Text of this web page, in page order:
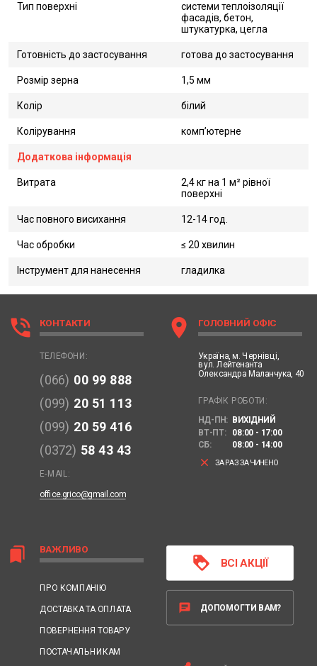
Тип поверхні
системи теплоізоляції
фасадів, бетон,
штукатурка, цегла
Готовність до застосування готова до застосування
Розмір зерна 1,5 мм
Колір білий
Колірування комп’ютерне
Додаткова інформація
Витрата
2,4 кг на 1 м² рівної
поверхні
Час повного висихання 12-14 год.
Час обробки ≤ 20 хвилин
Інструмент для нанесення гладилка
bookmarks ВАЖЛИВО
ПРО КОМПАНІЮ
ДОСТАВКА ТА ОПЛАТА
ПОВЕРНЕННЯ ТОВАРУ
ПОСТАЧАЛЬНИКАМ
phone_in_talk КОНТАКТИ
ТЕЛЕФОНИ:
(066) 00 99 888
(099) 20 51 113
(099) 20 59 416
(0372) 58 43 43
E-MAIL:
office.grico@gmail.com
location_on ГОЛОВНИЙ ОФІС
Україна, м. Чернівці,
вул. Лейтенанта
Олександра Маланчука, 40
ГРАФІК РОБОТИ:
НД-ПН: ВИХІДНИЙ
ВТ-ПТ:
08:00 - 17:00
СБ:
08:00 - 14:00
clear ЗАРАЗ ЗАЧИНЕНО
loyalty ВСІ АКЦІЇ
chat ДОПОМОГТИ ВАМ?